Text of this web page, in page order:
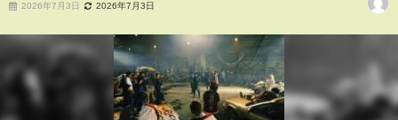
2026年7月3日 2026年7月3日